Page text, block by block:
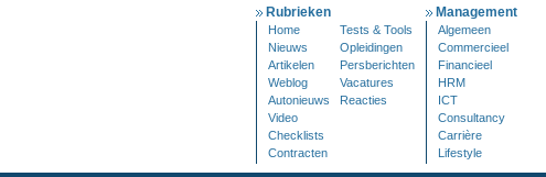
Rubrieken
Home
Tests & Tools
Nieuws
Opleidingen
Artikelen
Persberichten
Weblog
Vacatures
Autonieuws
Reacties
Video
Checklists
Contracten
Management
Algemeen
Commercieel
Financieel
HRM
ICT
Consultancy
Carrière
Lifestyle